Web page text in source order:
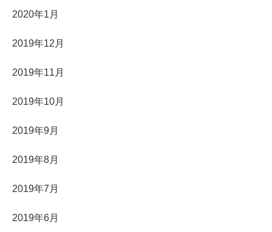
2020年1月
2019年12月
2019年11月
2019年10月
2019年9月
2019年8月
2019年7月
2019年6月